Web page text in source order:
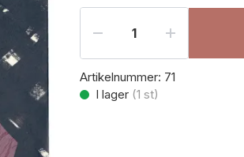
Artikelnummer: 71
I lager (1 st)